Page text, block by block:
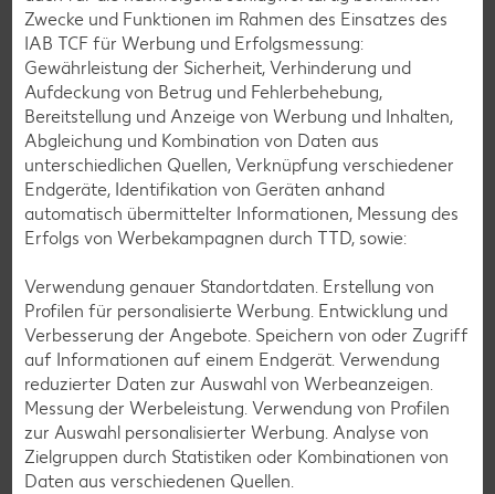
knackigen Salaten und feinen Desserts. Du findest
entweder die YUZU Truhe oder den YUZU Shop in deiner
Filiale, in dem alles frisch zubereitet wird. Komm vorbei und
genieße die Vielfalt!
Services
Unsere Serviceleistungen
Deine Zufriedenheit ist für uns die oberste Priorität. Unser
Kundenversprechen und die Services, die wir anbieten,
siehst du hier auf einen Blick. Verpasse jetzt auch keine
Angebote und Aktionen mehr und lasse dich per
Newsletter oder unsere Messenger-Services immer
topaktuell über Neuigkeiten informieren.
Zwecke und Funktionen im Rahmen des Einsatzes des
IAB TCF für Werbung und Erfolgsmessung:
Gewährleistung der Sicherheit, Verhinderung und
Aufdeckung von Betrug und Fehlerbehebung,
Bereitstellung und Anzeige von Werbung und Inhalten,
Abgleichung und Kombination von Daten aus
unterschiedlichen Quellen, Verknüpfung verschiedener
Endgeräte, Identifikation von Geräten anhand
automatisch übermittelter Informationen, Messung des
Erfolgs von Werbekampagnen durch TTD, sowie:
Verwendung genauer Standortdaten. Erstellung von
Profilen für personalisierte Werbung. Entwicklung und
Verbesserung der Angebote. Speichern von oder Zugriff
auf Informationen auf einem Endgerät. Verwendung
reduzierter Daten zur Auswahl von Werbeanzeigen.
Messung der Werbeleistung. Verwendung von Profilen
zur Auswahl personalisierter Werbung. Analyse von
Zielgruppen durch Statistiken oder Kombinationen von
Daten aus verschiedenen Quellen.